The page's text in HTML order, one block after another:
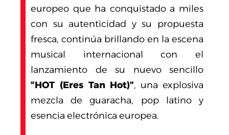
europeo que ha conquistado a miles
con su autenticidad y su propuesta
fresca, continúa brillando en la escena
musical internacional con el
lanzamiento de su nuevo sencillo
“HOT (Eres Tan Hot)”, una explosiva
mezcla de guaracha, pop latino y
esencia electrónica europea.